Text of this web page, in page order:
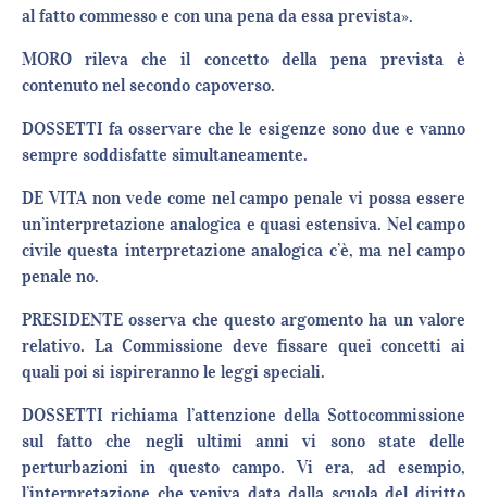
al fatto commesso e con una pena da essa prevista».
MORO rileva che il concetto della pena prevista è
contenuto nel secondo capoverso.
DOSSETTI fa osservare che le esigenze sono due e vanno
sempre soddisfatte simultaneamente.
DE VITA non vede come nel campo penale vi possa essere
un’interpretazione analogica e quasi estensiva. Nel campo
civile questa interpretazione analogica c’è, ma nel campo
penale no.
PRESIDENTE osserva che questo argomento ha un valore
relativo. La Commissione deve fissare quei concetti ai
quali poi si ispireranno le leggi speciali.
DOSSETTI richiama l’attenzione della Sottocommissione
sul fatto che negli ultimi anni vi sono state delle
perturbazioni in questo campo. Vi era, ad esempio,